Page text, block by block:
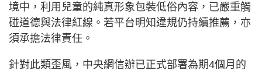
境中，利用兒童的純真形象包裝低俗內容，已嚴重觸
碰道德與法律紅線。若平台明知違規仍持續推薦，亦
須承擔法律責任。
針對此類歪風，中央網信辦已正式部署為期4個月的